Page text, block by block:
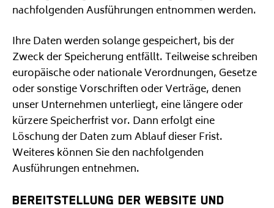
nachfolgenden Ausführungen entnommen werden.
Ihre Daten werden solange gespeichert, bis der
Zweck der Speicherung entfällt. Teilweise schreiben
europäische oder nationale Verordnungen, Gesetze
oder sonstige Vorschriften oder Verträge, denen
unser Unternehmen unterliegt, eine längere oder
kürzere Speicherfrist vor. Dann erfolgt eine
Löschung der Daten zum Ablauf dieser Frist.
Weiteres können Sie den nachfolgenden
Ausführungen entnehmen.
BEREITSTELLUNG DER WEBSITE UND